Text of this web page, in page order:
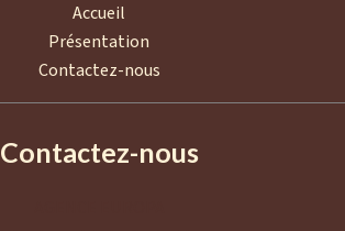
Accueil
Présentation
Contactez-nous
Contactez-nous